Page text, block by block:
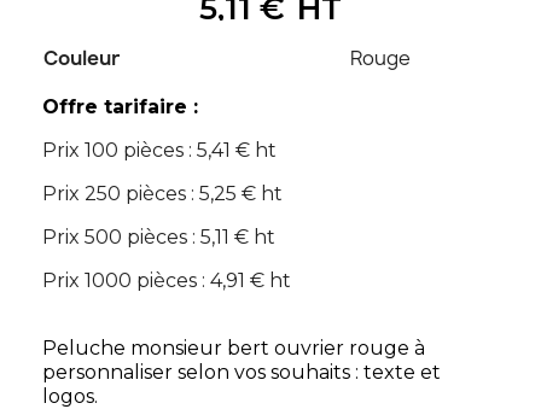
5,11 € HT
Couleur Rouge
Offre tarifaire :
Prix 100 pièces : 5,41 € ht
Prix 250 pièces : 5,25 € ht
Prix 500 pièces : 5,11 € ht
Prix 1000 pièces : 4,91 € ht
Peluche monsieur bert ouvrier rouge à
personnaliser selon vos souhaits : texte et
logos.